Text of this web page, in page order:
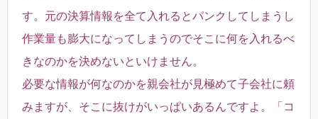
す。元の決算情報を全て入れるとパンクしてしまうし
作業量も膨大になってしまうのでそこに何を入れるべ
きなのかを決めないといけません。
必要な情報が何なのかを親会社が見極めて子会社に頼
みますが、そこに抜けがいっぱいあるんですよ。「コ